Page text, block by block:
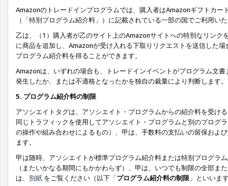
Amazonのトレードインプログラムでは、購入者はAmazonギフトカ
（「特別プログラム紹介料」）に記載されている一部の国でご利用い
乙は、（1）購入者が乙のサイト上のAmazonサイトへの特別なリン
に商品を追加し、Amazonが受け入れる下取りリクエストを送信した
プログラム紹介料を得ることができます。
Amazonは、いずれの場合も、トレードインイベントがプログラム文
発生したか、または不適格となったかを独自の裁量により判断します。
5. プログラム紹介料の制限
アソシエイトタグは、アソシエイト・プログラムからの紹介料を受け
同じトラフィックを使用してアソシエイト・プログラムと別のプログ
の操作や組み合わせによるもの）、甲は、手数料の支払いの留保およ
ます。
甲は随時、アソシエイトが標準プログラム紹介料または特別プログラ
（またいかなる期間にもかかわらず）、甲は、いつでも制限の全部
は、 別紙 をご覧ください（以下「プログラム紹介料の制限 」といいま